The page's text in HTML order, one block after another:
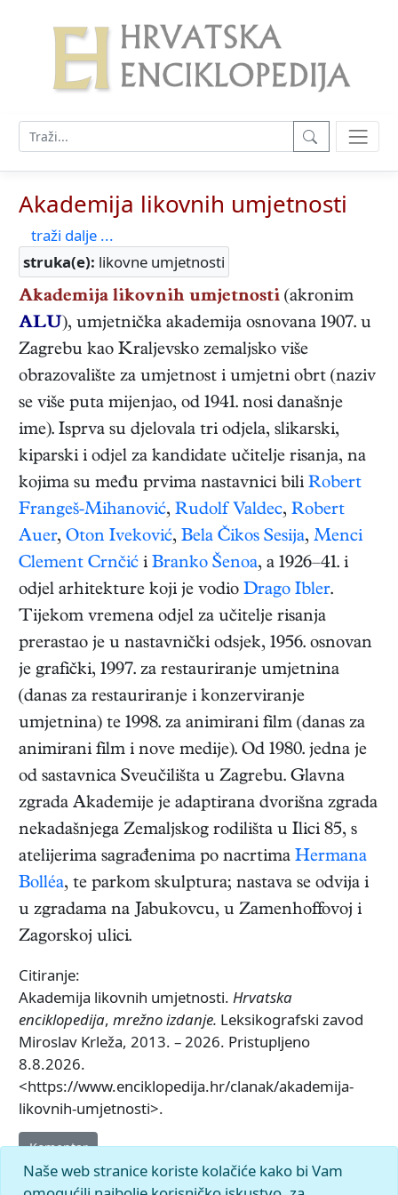
Akademija likovnih umjetnosti
traži dalje ...
struka(e): likovne umjetnosti
Akademija likovnih umjetnosti (akronim
ALU), umjetnička akademija osnovana 1907. u
Zagrebu kao Kraljevsko zemaljsko više
obrazovalište za umjetnost i umjetni obrt (naziv
se više puta mijenjao, od 1941. nosi današnje
ime). Isprva su djelovala tri odjela, slikarski,
kiparski i odjel za kandidate učitelje risanja, na
kojima su među prvima nastavnici bili Robert
Frangeš-Mihanović, Rudolf Valdec, Robert
Auer, Oton Iveković, Bela Čikos Sesija, Menci
Clement Crnčić i Branko Šenoa, a 1926–41. i
odjel arhitekture koji je vodio Drago Ibler.
Tijekom vremena odjel za učitelje risanja
prerastao je u nastavnički odsjek, 1956. osnovan
je grafički, 1997. za restauriranje umjetnina
(danas za restauriranje i konzerviranje
umjetnina) te 1998. za animirani film (danas za
animirani film i nove medije). Od 1980. jedna je
od sastavnica Sveučilišta u Zagrebu. Glavna
zgrada Akademije je adaptirana dvorišna zgrada
nekadašnjega Zemaljskog rodilišta u Ilici 85, s
atelijerima sagrađenima po nacrtima Hermana
Bolléa, te parkom skulptura; nastava se odvija i
u zgradama na Jabukovcu, u Zamenhoffovoj i
Zagorskoj ulici.
Citiranje:
Akademija likovnih umjetnosti. Hrvatska
enciklopedija, mrežno izdanje. Leksikografski zavod
Miroslav Krleža, 2013. – 2026. Pristupljeno
8.8.2026.
<https://www.enciklopedija.hr/clanak/akademija-
likovnih-umjetnosti>.
Komentar
Naše web stranice koriste kolačiće kako bi Vam